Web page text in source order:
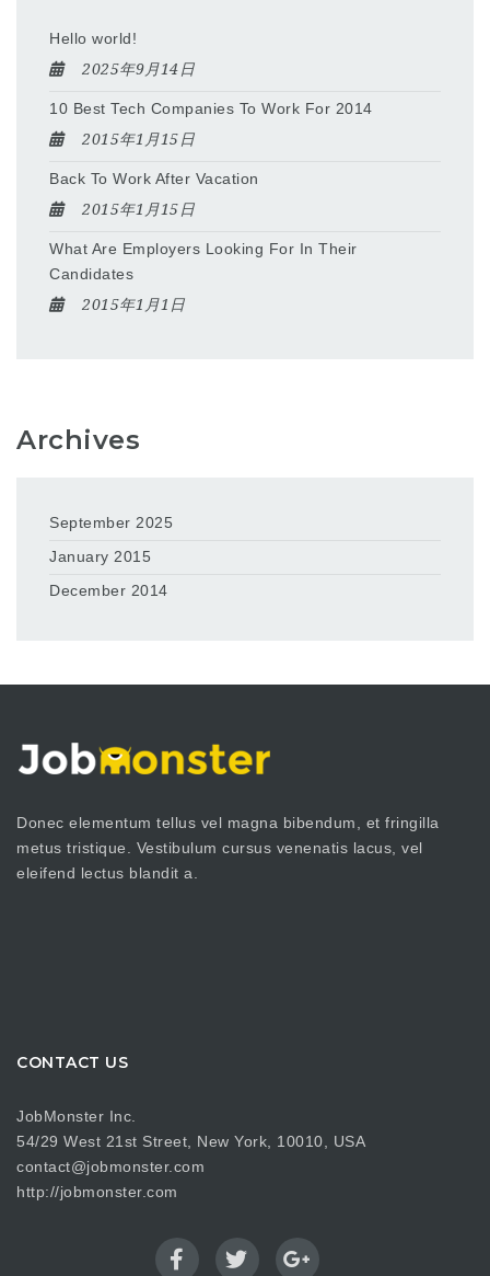
Hello world!
2025年9月14日
10 Best Tech Companies To Work For 2014
2015年1月15日
Back To Work After Vacation
2015年1月15日
What Are Employers Looking For In Their
Candidates
2015年1月1日
Archives
September 2025
January 2015
December 2014
Donec elementum tellus vel magna bibendum, et fringilla
metus tristique. Vestibulum cursus venenatis lacus, vel
eleifend lectus blandit a.
CONTACT US
JobMonster Inc.
54/29 West 21st Street, New York, 10010, USA
contact@jobmonster.com
http://jobmonster.com